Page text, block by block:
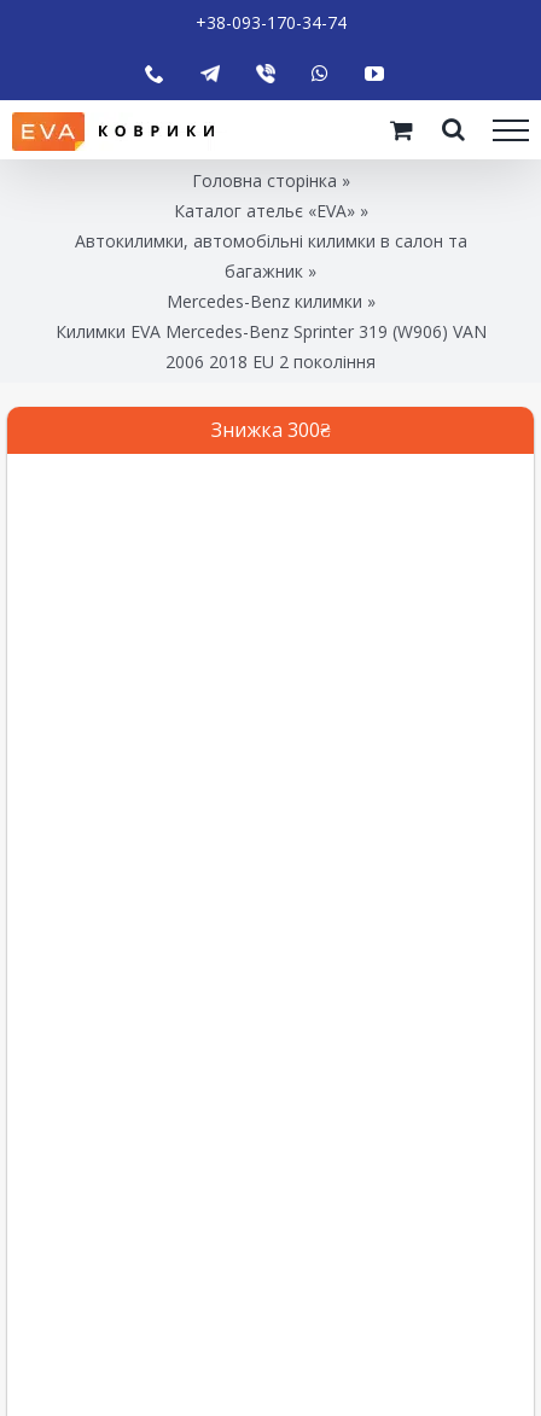
+38-093-170-34-74
Головна сторінка »
Каталог ательє «EVA»»
Автокилимки, автомобільні килимки в салон та
багажник »
Mercedes-Benz килимки »
Килимки EVA Mercedes-Benz Sprinter 319 (W906) VAN
2006 2018 EU 2 покоління
Знижка 300₴